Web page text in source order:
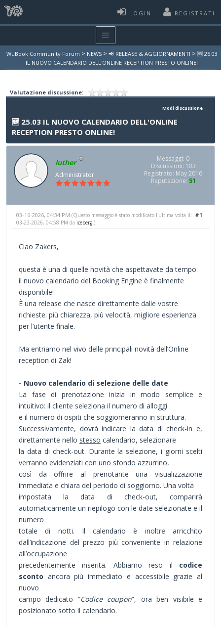
LOGIN REGISTRATI
WuBook Community Forum > NEWS > 📢 RELEASE & AGGIORNAMENTI > 🆕​ 25.03
IL NUOVO CALENDARIO DELL'ONLINE RECEPTION PRESTO ONLINE!
Valutazione discussione:
Modi discussione
🆕​ 25.03 IL NUOVO CALENDARIO DELL'ONLINE
RECEPTION PRESTO ONLINE!
luther
Administrator
Messaggi: 0
Discussioni: 183
Registrato: May 2016
Reputazione: 51
#1
03-16-2026, 04:34 PM (Questo messaggio è stato modificato l'ultima volta il:
03-23-2026, 04:58 PM da iceberg .)
Ciao Zakers,
questa è una di quelle novità che aspettavate da tempo:
il nuovo calendario del Booking Engine è finalmente
disponibile!
È una release che nasce direttamente dalle vostre
richieste: più chiarezza, più velocità, migliore esperienza
per l’utente finale.
Ma entriamo nel vivo delle principali novità dell’Online
reception di Zak!
- Nuovo calendario di selezione delle date
La fase di prenotazione inizia in modo semplice e
intuitivo: il cliente seleziona il numero di alloggi
e il numero di ospiti che soggiorneranno in struttura.
Successivamente, dovrà indicare la data di check-in e,
direttamente nello stesso calendario, selezionare
la data di check-out. Durante la selezione, i giorni scelti
verranno evidenziati con uno sfondo azzurrino,
così da offrire al prenotante una visualizzazione
immediata e chiara del periodo di soggiorno. Una volta
impostata la data di check-out, comparirà
automaticamente un riepilogo con le date selezionate e il
numero
totale di notti. Il calendario è inoltre arricchito
dall’indicazione del prezzo più conveniente in relazione
all’occupazione
precedentemente inserita. Abbiamo reso il codice
sconto ancora più immediato e accessibile grazie al
nuovo
campo dedicato “Codice coupon”, ora ben visibile e
posizionato sotto il calendario.